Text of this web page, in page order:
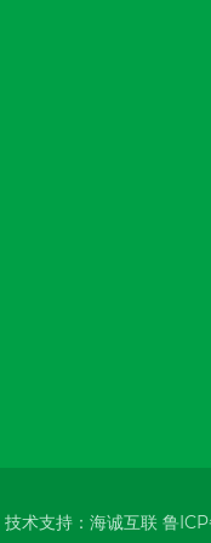
技术支持：海诚互联 鲁